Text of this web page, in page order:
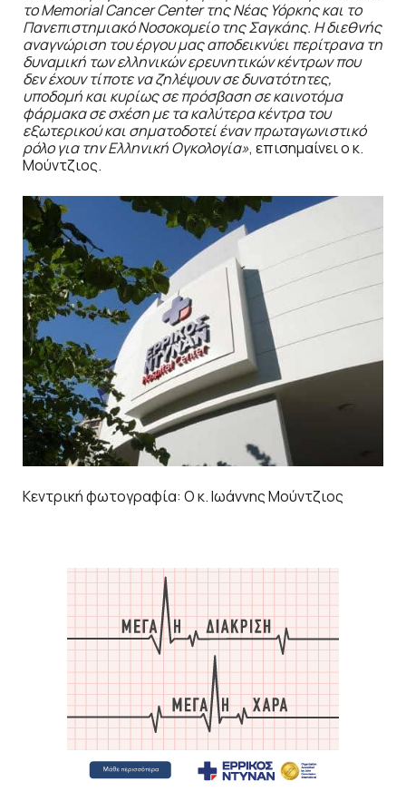
τοMemorialCancerCenterτης Νέας Υόρκης και το
Πανεπιστημιακό Νοσοκομείο της Σαγκάης. Η διεθνής
αναγνώριση του έργου μας αποδεικνύει περίτρανα τη
δυναμική των ελληνικών ερευνητικών κέντρων που
δεν έχουν τίποτε να ζηλέψουν σε δυνατότητες,
υποδομή και κυρίως σε πρόσβαση σε καινοτόμα
φάρμακα σε σχέση με τα καλύτερα κέντρα του
εξωτερικού και σηματοδοτεί έναν πρωταγωνιστικό
ρόλο για την Ελληνική Ογκολογία», επισημαίνει ο κ.
Μούντζιος.
Κεντρική φωτογραφία: Ο κ. Ιωάννης Μούντζιος